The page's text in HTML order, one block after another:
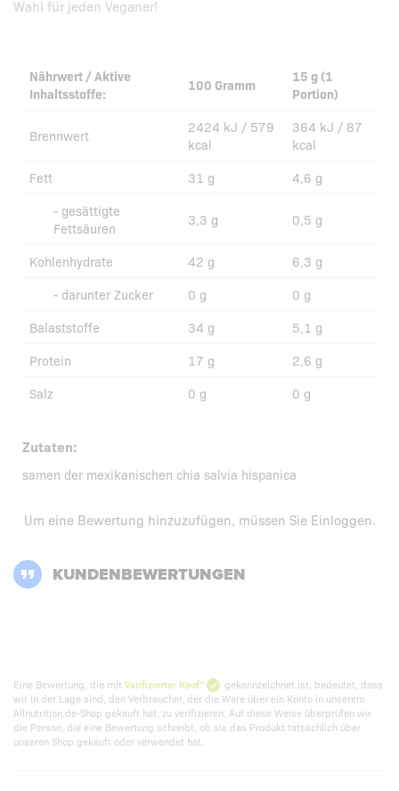
Wahl für jeden Veganer!
Nährwert / Aktive
Inhaltsstoffe:
100 Gramm
15 g (1
Portion)
Brennwert
2424 kJ / 579
kcal
364 kJ / 87
kcal
Fett
31 g
4,6 g
- gesättigte
Fettsäuren
3,3 g 0,5 g
Kohlenhydrate 42 g
6,3 g
- darunter Zucker
0 g
0 g
Balaststoffe
34 g
5,1 g
Protein
17 g
2,6 g
Salz
0 g 0 g
Zutaten:
samen der mexikanischen chia salvia hispanica
Um eine Bewertung hinzuzufügen, müssen Sie Einloggen.
KUNDENBEWERTUNGEN
Eine Bewertung, die mit Verifizierter Kauf"
gekennzeichnet ist, bedeutet, dass
wir in der Lage sind, den Verbraucher, der die Ware über ein Konto in unserem
Allnutrition.de-Shop gekauft hat, zu verifizieren. Auf diese Weise überprüfen wir
die Person, die eine Bewertung schreibt, ob sie das Produkt tatsächlich über
unseren Shop gekauft oder verwendet hat.